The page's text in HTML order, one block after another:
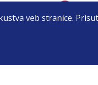
veb stranice.